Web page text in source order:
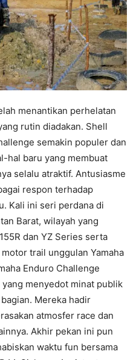
menantikan perhelatan
rutin diadakan. Shell
semakin populer dan
hal baru yang membuat
selalu atraktif. Antusiasme
respon terhadap
Kali ini seri perdana di
Barat, wilayah yang
dan YZ Series serta
trail unggulan Yamaha
Enduro Challenge
menyedot minat publik
Mereka hadir
atmosfer race dan
Akhir pekan ini pun
waktu fun bersama